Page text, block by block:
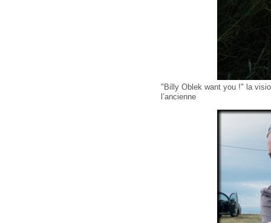
"Billy Oblek want you !" la
l’ancienne